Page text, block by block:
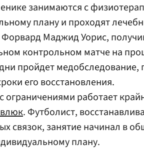
занимаются с
плану и проходят
Маджид Уорис,
контрольном матче на
пройдет медобследование,
его восстановления.
ограничениями работает
. Футболист,
связок, занятие начинал в
плану.